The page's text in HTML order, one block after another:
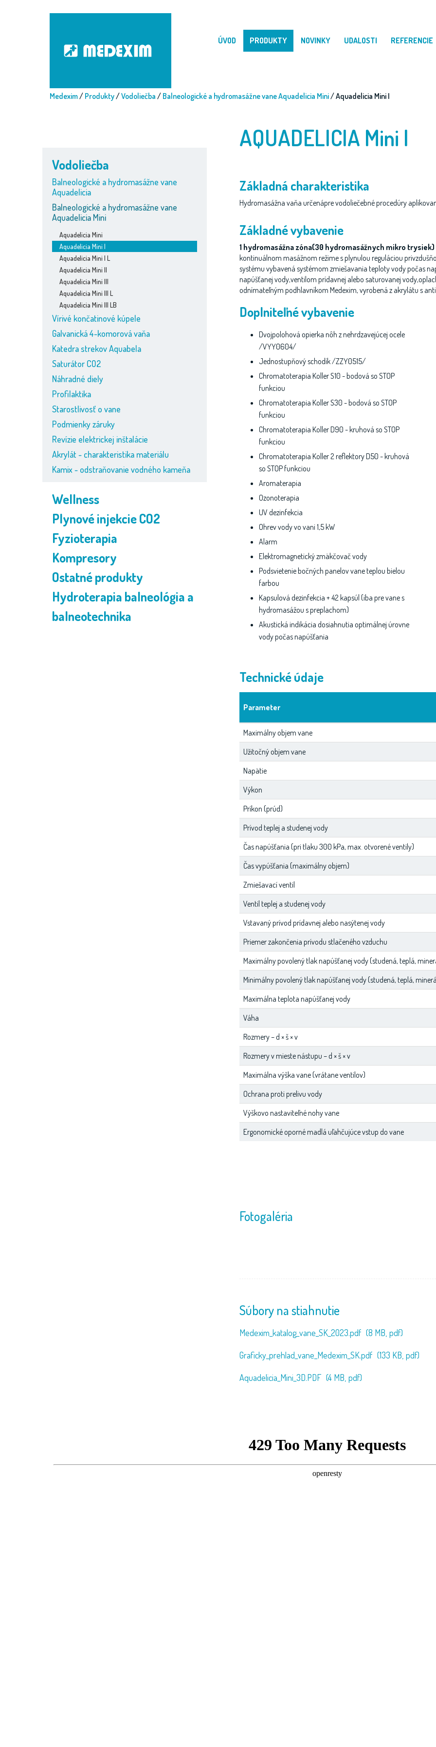
ÚVOD PRODUKTY NOVINKY UDALOSTI REFERENCIE
Medexim/ Produkty/Vodoliečba / Balneologické a hydromasážne vane Aquadelicia Mini/ Aquadelicia Mini I
Vodoliečba
Balneologické a hydromasážne vane
Aquadelicia
Balneologické a hydromasážne vane
Aquadelicia Mini
Aquadelicia Mini
Aquadelicia Mini I
Aquadelicia Mini I L
Aquadelicia Mini II
Aquadelicia Mini III
Aquadelicia Mini III L
Aquadelicia Mini III LB
Vírivé končatinové kúpele
Galvanická 4-komorová vaňa
Katedra strekov Aquabela
Saturátor CO2
Náhradné diely
Profilaktika
Starostlivosť o vane
Podmienky záruky
Revízie elektrickej inštalácie
Akrylát - charakteristika materiálu
Kamix - odstraňovanie vodného kameňa
Wellness
Plynové injekcie CO2
Fyzioterapia
Kompresory
Ostatné produkty
Hydroterapia balneológia a
balneotechnika
AQUADELICIA Mini I
Základná charakteristika
Hydromasážna vaňa určenápre vodoliečebné procedúry
Základné vybavenie
1 hydromasážna zóna(30 hydromasážnych mikro trysiek)
kontinuálnom masážnom režime s plynulou reguláciou
systému vybavená systémom zmiešavania teploty vody počas
napúšťanej vody,ventilom prídavnej alebo saturovanej
odnímateľným podhlavníkom Medexim, vyrobená z akrylátu s
Doplniteľné vybavenie
Dvojpolohová opierka nôh z nehrdzavejúcej ocele
/VYY0604/
Jednostupňový schodík /ZZY0515/
Chromatoterapia Koller S10 - bodová so STOP
funkciou
Chromatoterapia Koller S30 - bodová so STOP
funkciou
Chromatoterapia Koller D90 - kruhová so STOP
funkciou
Chromatoterapia Koller 2 reflektory D50 - kruhová
so STOP funkciou
Aromaterapia
Ozonoterapia
UV dezinfekcia
Ohrev vody vo vani 1,5 kW
Alarm
Elektromagnetický zmäkčovač vody
Podsvietenie bočných panelov vane teplou bielou
farbou
Kapsulová dezinfekcia + 42 kapsúl (iba pre vane s
hydromasážou s preplachom)
Akustická indikácia dosiahnutia optimálnej úrovne
vody počas napúšťania
Parameter
Maximálny objem vane
Užitočný objem vane
Napätie
Výkon
Príkon (prúd)
Prívod teplej a studenej vody
Čas napúšťania (pri tlaku 300 kPa, max. otvorené ventily)
Čas vypúšťania (maximálny objem)
Zmiešavací ventil
Ventil teplej a studenej vody
Vstavaný prívod prídavnej alebo nasýtenej vody
Priemer zakončenia prívodu stlačeného vzduchu
Maximálny povolený tlak napúšťanej vody (studená, teplá,
Minimálny povolený tlak napúšťanej vody (studená, teplá,
Maximálna teplota napúšťanej vody
Váha
Rozmery – d × š × v
Rozmery v mieste nástupu – d × š × v
Maximálna výška vane (vrátane ventilov)
Ochrana proti prelivu vody
Výškovo nastaviteľné nohy vane
Ergonomické oporné madlá uľahčujúce vstup do vane
Technické údaje
Fotogaléria
Súbory na stiahnutie
Medexim_katalog_vane_SK_2023.pdf (8 MB, pdf)
Graficky_prehlad_vane_Medexim_SK.pdf (133 KB, pdf)
Aquadelicia_Mini_3D.PDF (4 MB, pdf)